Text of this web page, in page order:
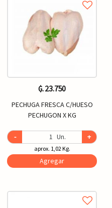
₲. 23.750
PECHUGA FRESCA C/HUESO
PECHUGON X KG
- Un. +
aprox. 1,02 Kg.
Agregar